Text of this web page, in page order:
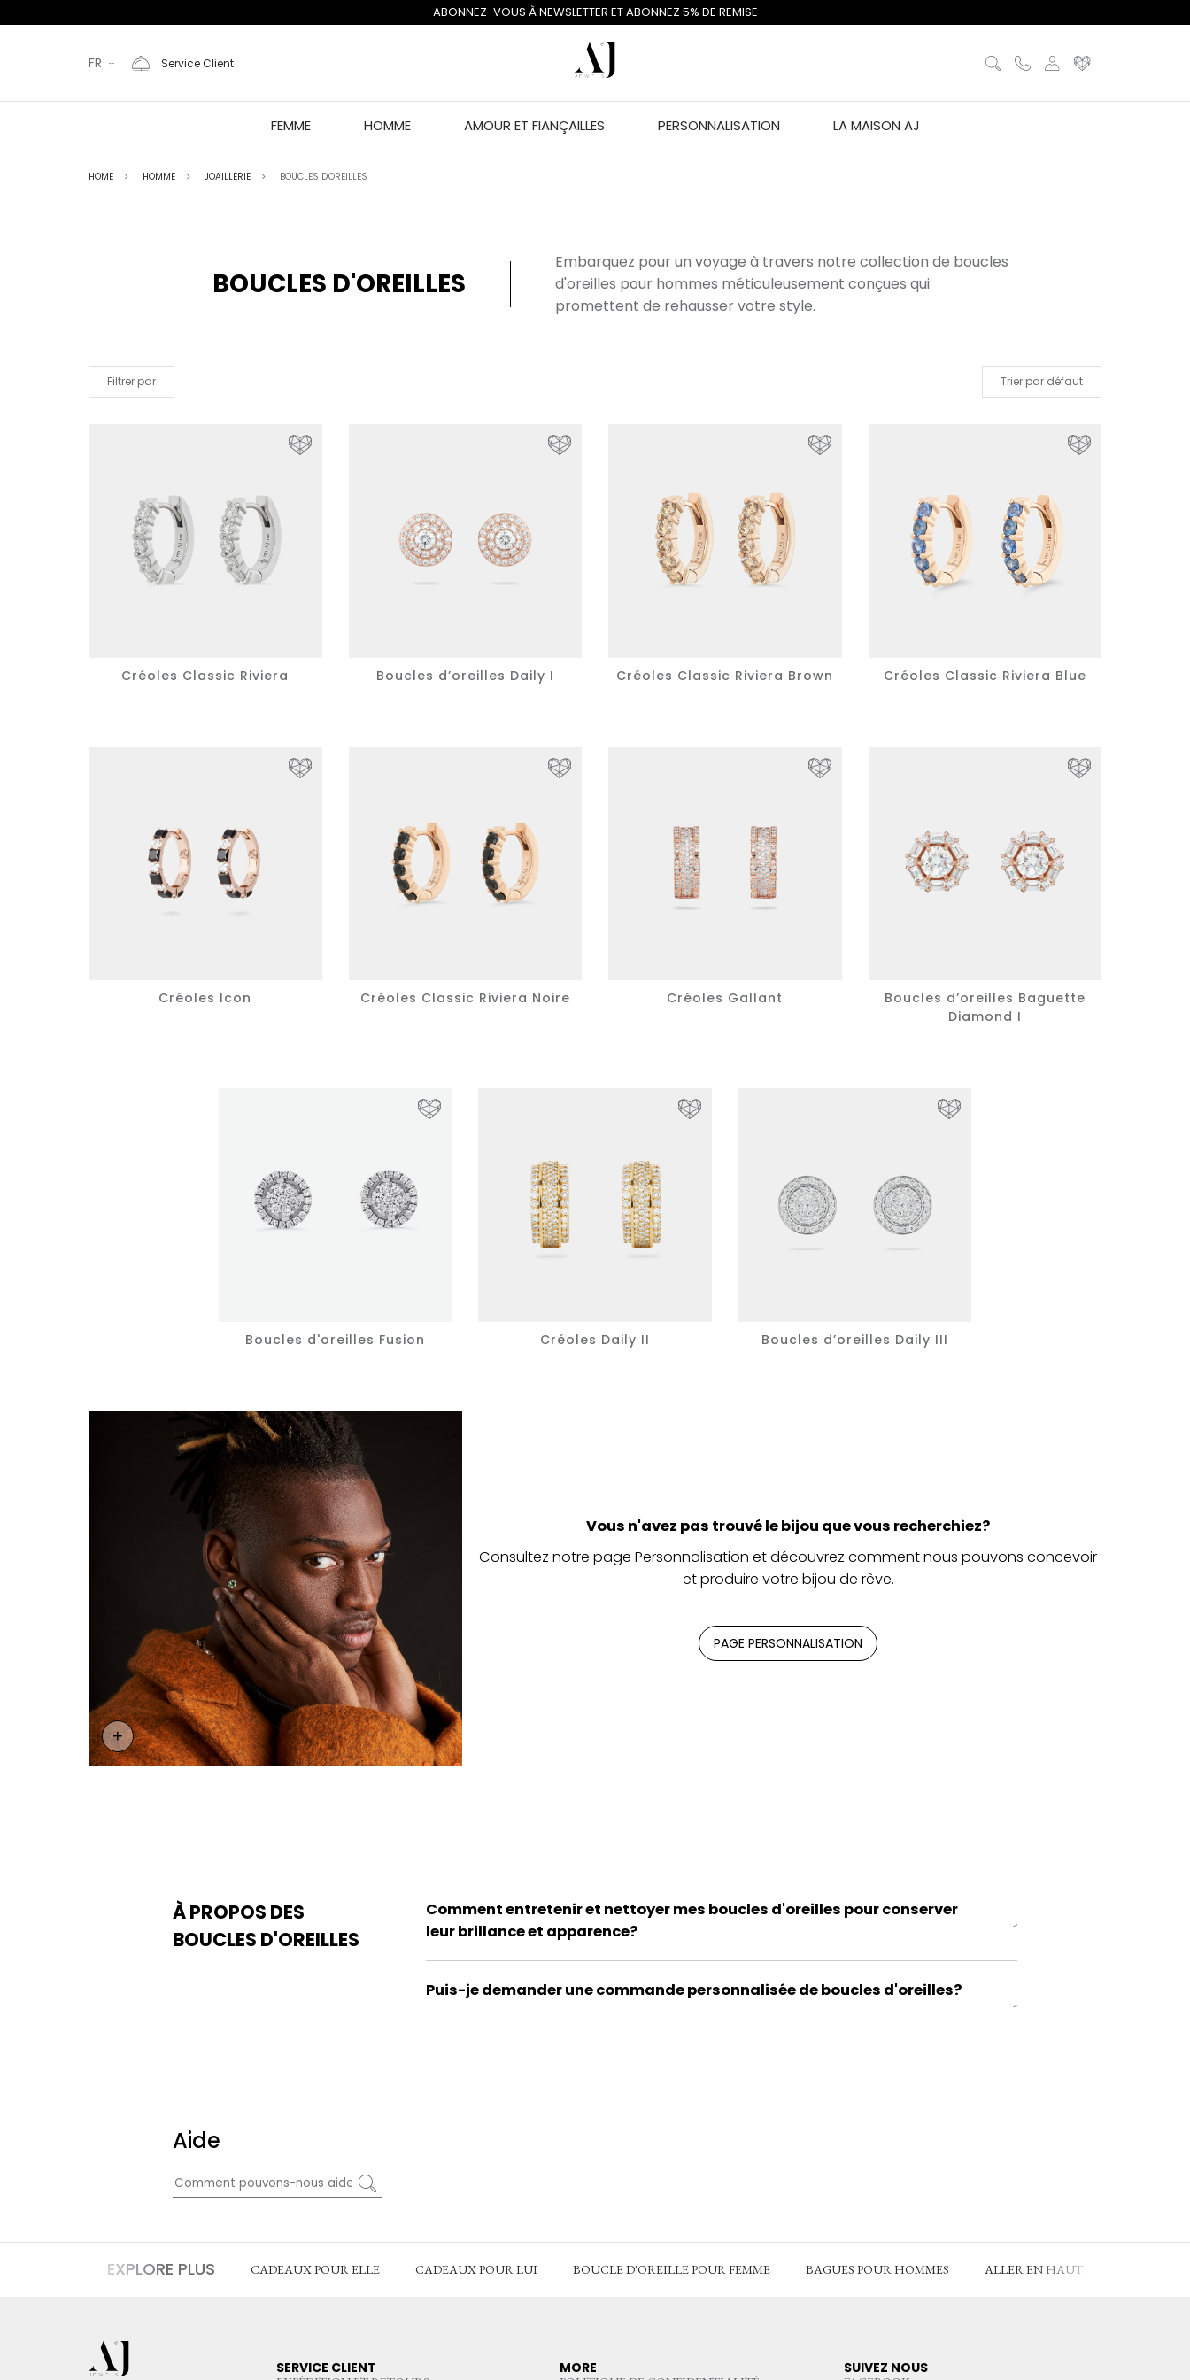
ABONNEZ-VOUS À NEWSLETTER ET ABONNEZ 5% DE REMISE
FR Service Client
FEMME HOMME AMOUR ET FIANÇAILLES PERSONNALISATION LA MAISON AJ
HOME HOMME JOAILLERIE BOUCLES D'OREILLES
BOUCLES D'OREILLES
Embarquez pour un voyage à travers notre collection de boucles
d'oreilles pour hommes méticuleusement conçues qui
promettent de rehausser votre style.
Filtrer par Trier par défaut
Créoles Classic Riviera Boucles d’oreilles Daily I Créoles Classic Riviera Brown Créoles Classic Riviera Blue
Créoles Icon Créoles Classic Riviera Noire Créoles Gallant
Boucles d’oreilles Baguette
Diamond I
Boucles d'oreilles Fusion Créoles Daily II Boucles d’oreilles Daily III
+Page Personnalisation
Vous n'avez pas trouvé le bijou que vous recherchiez?
Consultez notre page Personnalisation et découvrez comment nous pouvons concevoir
et produire votre bijou de rêve.
PAGE PERSONNALISATION
À PROPOS DES
BOUCLES D'OREILLES
Comment entretenir et nettoyer mes boucles d'oreilles pour conserver
leur brillance et apparence?
Puis-je demander une commande personnalisée de boucles d'oreilles?
Aide
EXPLORE PLUS CADEAUX POUR ELLE CADEAUX POUR LUI BOUCLE D'OREILLE POUR FEMME BAGUES POUR HOMMES ALLER EN HAUT
SERVICE CLIENT MORE SUIVEZ NOUS